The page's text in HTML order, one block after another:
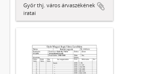
Győr thj. város árvaszékének
iratai